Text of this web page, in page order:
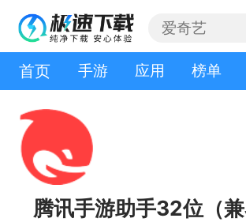
首页 手游 应用 榜单
腾讯手游助手32位（兼